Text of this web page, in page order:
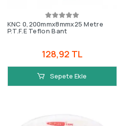
KNC 0,200mmx8mmx25 Metre
P.T.F.E Teflon Bant
128,92 TL
Sepete Ekle